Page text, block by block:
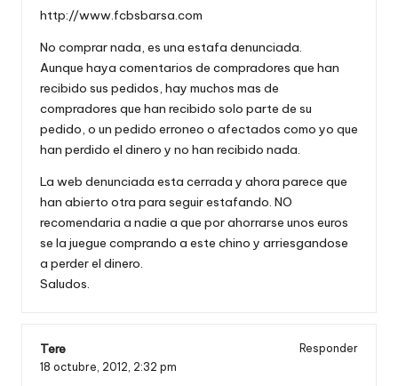
http://www.fcbsbarsa.com
No comprar nada, es una estafa denunciada.
Aunque haya comentarios de compradores que han
recibido sus pedidos, hay muchos mas de
compradores que han recibido solo parte de su
pedido, o un pedido erroneo o afectados como yo que
han perdido el dinero y no han recibido nada.
La web denunciada esta cerrada y ahora parece que
han abierto otra para seguir estafando. NO
recomendaria a nadie a que por ahorrarse unos euros
se la juegue comprando a este chino y arriesgandose
a perder el dinero.
Saludos.
Tere
Responder
18 octubre, 2012, 2:32 pm